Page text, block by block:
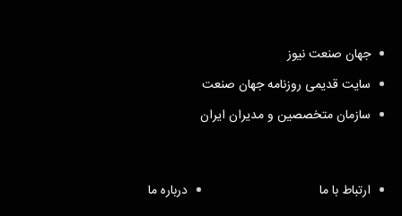
جهان صنعت نیوز
سایت قدیمی روزنامه جهان صنعت
سازمان متخصصین و مدیران ایران
ارتباط با ما درباره ما